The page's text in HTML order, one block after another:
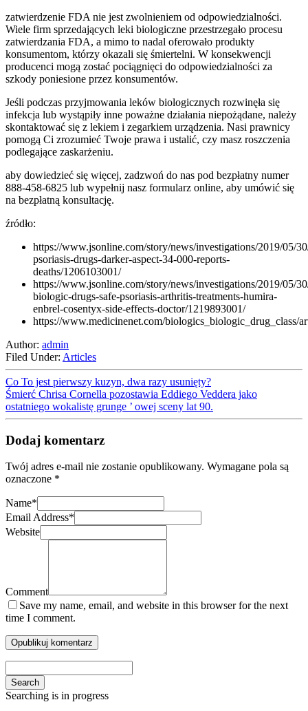
zatwierdzenie FDA nie jest zwolnieniem od odpowiedzialności.
Wiele firm sprzedających leki biologiczne przestrzegało procesu
zatwierdzania FDA, a mimo to nadal oferowało produkty
konsumentom, którzy okazali się śmiertelni. W konsekwencji
producenci mogą zostać pociągnięci do odpowiedzialności za
szkody poniesione przez konsumentów.
Jeśli podczas przyjmowania leków biologicznych rozwinęła się
infekcja lub wystąpiły inne poważne działania niepożądane, należy
skontaktować się z lekiem i zegarkiem urządzenia. Nasi prawnicy
pomogą Ci zrozumieć Twoje prawa i ustalić, czy masz roszczenia
podlegające zaskarżeniu.
aby dowiedzieć się więcej, zadzwoń do nas pod bezpłatny numer
888-458-6825 lub wypełnij nasz formularz online, aby umówić się
na bezpłatną konsultację.
źródło:
https://www.jsonline.com/story/news/investigations/2019/05/
psoriasis-drugs-darker-aspect-34-000-reports-
deaths/1206103001/
https://www.jsonline.com/story/news/investigations/2019/05/
biologic-drugs-safe-psoriasis-arthritis-treatments-humira-
enbrel-cosentyx-side-effects-doctor/1219893001/
https://www.medicinenet.com/biologics_biologic_drug_class/
Author: admin
Filed Under: Articles
Co To jest pierwszy kuzyn, dwa razy usunięty?
Śmierć Chrisa Cornella pozostawia Eddiego Veddera jako
ostatniego wokalistę grunge ’ owej sceny lat 90.
Dodaj komentarz
Twój adres e-mail nie zostanie opublikowany. Wymagane pola są
oznaczone *
Name*
Email Address*
Website
Comment
Save my name, email, and website in this browser for the next
time I comment.
Search
Searching is in progress